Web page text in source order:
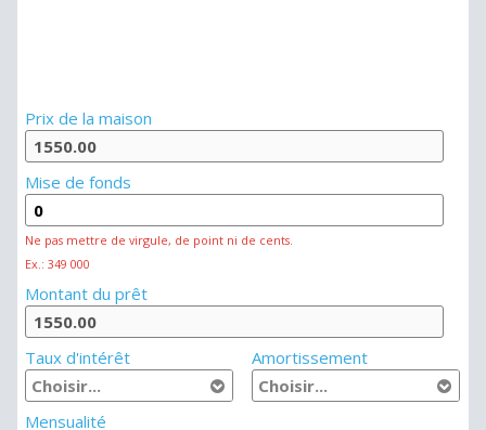
Prix de la maison
Mise de fonds
Ne pas mettre de virgule, de point ni de cents.
Ex.: 349 000
Montant du prêt
Taux d'intérêt Amortissement
Mensualité